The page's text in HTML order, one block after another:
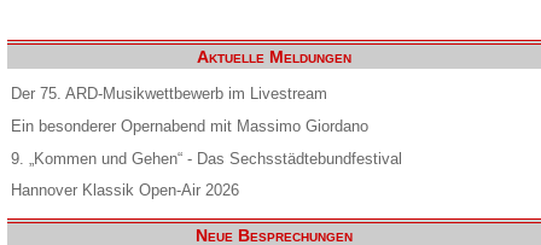
Aktuelle Meldungen
Der 75. ARD-Musikwettbewerb im Livestream
Ein besonderer Opernabend mit Massimo Giordano
9. „Kommen und Gehen“ - Das Sechsstädtebundfestival
Hannover Klassik Open-Air 2026
Neue Besprechungen